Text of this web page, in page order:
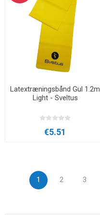
Latextræningsbånd Gul 1.2m
Light - Sveltus
€5.51
1 2 3